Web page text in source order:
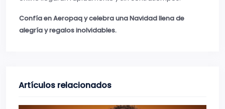
Confía en Aeropaq y celebra una Navidad llena de
alegría y regalos inolvidables.
Artículos relacionados